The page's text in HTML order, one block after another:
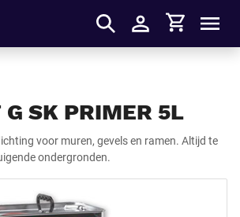
Inloggen
Winkelmandje
SK PRIMER 5L
voor muren, gevels en ramen. Altijd te
ondergronden.